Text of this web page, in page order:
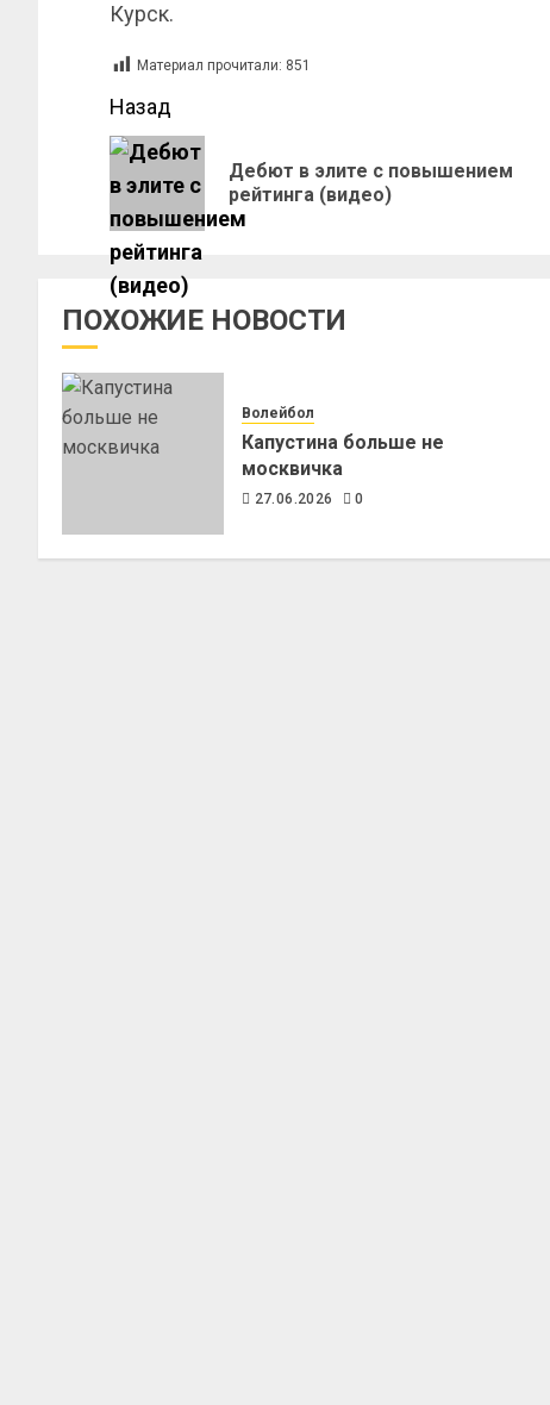
Курск.
Материал прочитали: 851
Назад
Дебют в элите с повышением
рейтинга (видео)
ПОХОЖИЕ НОВОСТИ
Волейбол
Капустина больше не
москвичка
27.06.2026 0